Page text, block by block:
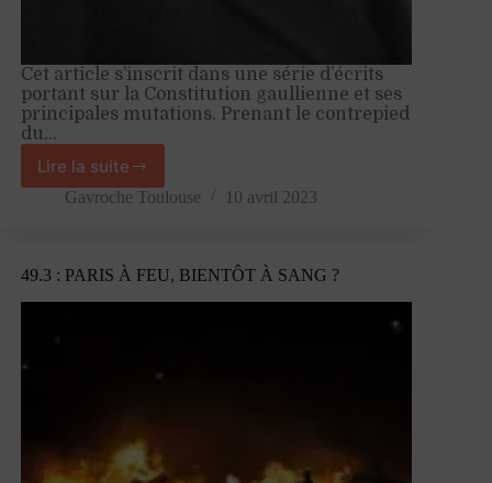
Cet article s’inscrit dans une série d’écrits
portant sur la Constitution gaullienne et ses
principales mutations. Prenant le contrepied
du…
Lire la suite
La
pensée
Gaulle
Gavroche Toulouse 10 avril 2023
49.3 : PARIS À FEU, BIENTÔT À SANG ?